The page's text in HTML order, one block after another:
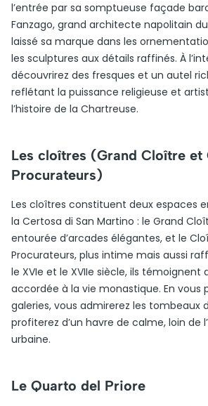
l’entrée par sa somptueuse façade
Fanzago, grand architecte napolitain du
laissé sa marque dans les
les sculptures aux détails raffinés. À
découvrirez des fresques et un autel
reflétant la puissance religieuse et
l’histoire de la Chartreuse.
Les cloîtres (Grand Cloître et
Procurateurs)
Les cloîtres constituent deux espaces
la Certosa di San Martino : le Grand
entourée d’arcades élégantes, et le
Procurateurs, plus intime mais aussi
le XVIe et le XVIIe siècle, ils témoignent
accordée à la vie monastique. En vous
galeries, vous admirerez les tombeaux
profiterez d’un havre de calme, loin de
urbaine.
Le Quarto del Priore